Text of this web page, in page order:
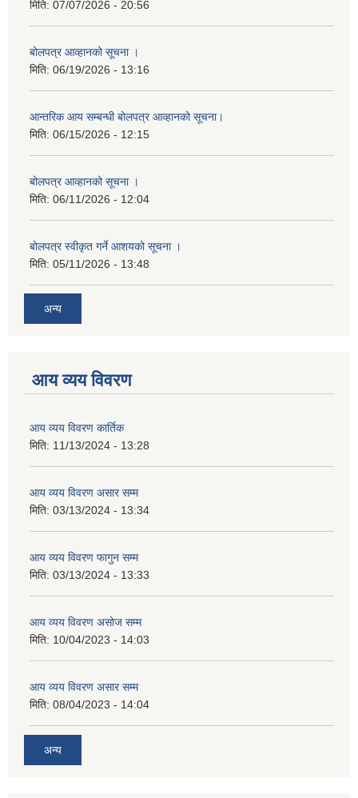
मिति: 07/07/2026 - 20:56
बोलपत्र आव्हानको सूचना ।
मिति: 06/19/2026 - 13:16
आन्तरिक आय सम्बन्धी बोलपत्र आव्हानको सूचना।
मिति: 06/15/2026 - 12:15
बोलपत्र आव्हानको सूचना ।
मिति: 06/11/2026 - 12:04
बोलपत्र स्वीकृत गर्ने आशयको सूचना ।
मिति: 05/11/2026 - 13:48
अन्य
आय व्यय विवरण
आय व्यय विवरण कार्तिक
मिति: 11/13/2024 - 13:28
आय व्यय विवरण असार सम्म
मिति: 03/13/2024 - 13:34
आय व्यय विवरण फागुन सम्म
मिति: 03/13/2024 - 13:33
आय व्यय विवरण असोज सम्म
मिति: 10/04/2023 - 14:03
आय व्यय विवरण असार सम्म
मिति: 08/04/2023 - 14:04
अन्य